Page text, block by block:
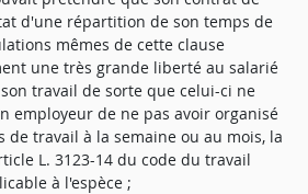
d'une répartition de son temps de
mêmes de cette clause
une très grande liberté au salarié
travail de sorte que celui-ci ne
employeur de ne pas avoir organisé
travail à la semaine ou au mois, la
L. 3123-14 du code du travail
à l'espèce ;